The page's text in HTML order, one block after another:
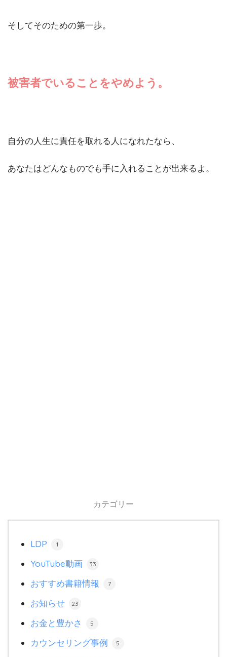
そしてそのための第一歩。
被害者でいることをやめよう。
自分の人生に責任を取れる人になれたなら、
あなたはどんなものでも手に入れることが出来るよ。
カテゴリー
LDP 1
YouTube動画 33
おすすめ書籍情報 7
お知らせ 23
お金と豊かさ 5
カウンセリング事例 5